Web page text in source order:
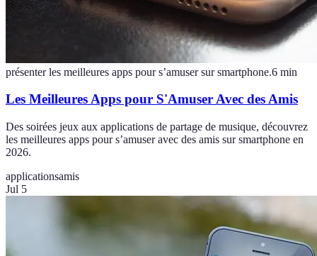
présenter les meilleures apps pour s’amuser sur smartphone.6 min
Les Meilleures Apps pour S'Amuser Avec des Amis
Des soirées jeux aux applications de partage de musique, découvrez
les meilleures apps pour s’amuser avec des amis sur smartphone en
2026.
applicationsamis
Jul 5